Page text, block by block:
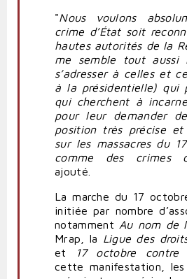
"Nous voulons
crime d’État soit
hautes autorités de la
me semble tout aussi
s’adresser à celles et
à la présidentielle) qui
qui cherchent à
pour leur demander
position très précise
sur les massacres du
comme des crimes
ajouté.
La marche du 17
initiée par nombre
notamment Au nom de
Mrap, la Ligue des
et
17 octobre contre
cette manifestation, les